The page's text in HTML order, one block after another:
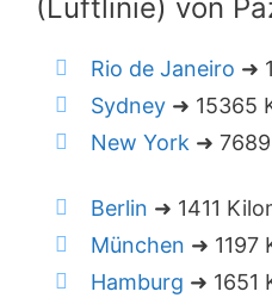
(Luftlinie) von
Rio de Janeiro ➜
Sydney ➜ 15365
New York ➜
Berlin ➜ 1411
München ➜ 1197
Hamburg ➜ 1651